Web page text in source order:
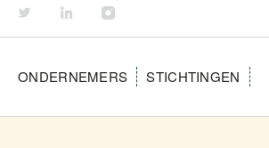
ONDERNEMERS STICHTINGEN